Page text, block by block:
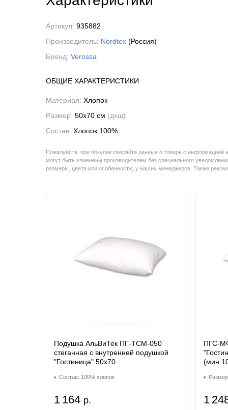
Артикул: 935882
Производитель: Nordtex (Россия)
Бренд: Verossa
ОБЩИЕ ХАРАКТЕРИСТИКИ
Материал: Хлопок
Размер: 50x70 см (дxш)
Состав: Хлопок 100%
Пожалуйста, при покупке сверяйте данные о товаре с
могут быть изменены производителем без специального
размеры, цвета или особенности) у наших менеджеров. Также
Подушка АльВиТек ПГ-ТСМ-050
стеганная с внутренней подушкой
"Гостиница" 50х70...
Состав: 100% хлопок
1 164 р.
ПГС-
1